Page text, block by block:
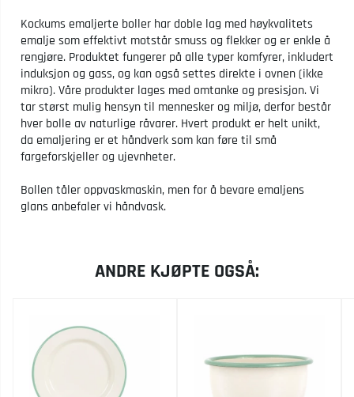
Kockums emaljerte boller har doble lag med høykvalitets
emalje som effektivt motstår smuss og flekker og er enkle å
rengjøre. Produktet fungerer på alle typer komfyrer, inkludert
induksjon og gass, og kan også settes direkte i ovnen (ikke
mikro). Våre produkter lages med omtanke og presisjon. Vi
tar størst mulig hensyn til mennesker og miljø, derfor består
hver bolle av naturlige råvarer. Hvert produkt er helt unikt,
da emaljering er et håndverk som kan føre til små
fargeforskjeller og ujevnheter.
Bollen tåler oppvaskmaskin, men for å bevare emaljens
glans anbefaler vi håndvask.
ANDRE KJØPTE OGSÅ: